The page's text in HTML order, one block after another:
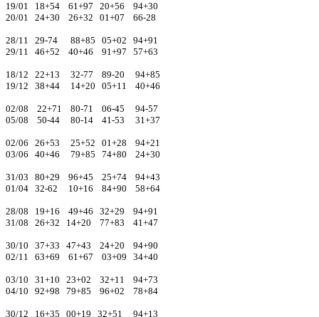
19/01 18+54 61+97 20+56 94+30
20/01 24+30 26+32 01+07 66-28
28/11 29-74 88+85 05+02 94+91
29/11 46+52 40+46 91+97 57+63
18/12 22+13 32-77 89-20 94+85
19/12 38+44 14+20 05+11 40+46
02/08 22+71 80-71 06-45 94-57
05/08 50-44 80-14 41-53 31+37
02/06 26+53 25+52 01+28 94+21
03/06 40+46 79+85 74+80 24+30
31/03 80+29 96+45 25+74 94+43
01/04 32-62 10+16 84+90 58+64
28/08 19+16 49+46 32+29 94+91
31/08 26+32 14+20 77+83 41+47
30/10 37+33 47+43 24+20 94+90
02/11 63+69 61+67 03+09 34+40
03/10 31+10 23+02 32+11 94+73
04/10 92+98 79+85 96+02 78+84
30/12 16+35 00+19 32+51 94+13